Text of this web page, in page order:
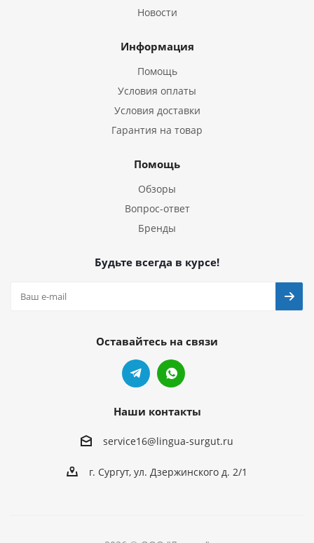
Новости
Информация
Помощь
Условия оплаты
Условия доставки
Гарантия на товар
Помощь
Обзоры
Вопрос-ответ
Бренды
Будьте всегда в курсе!
Оставайтесь на связи
Наши контакты
service16@lingua-surgut.ru
г. Сургут, ул. Дзержинского д. 2/1